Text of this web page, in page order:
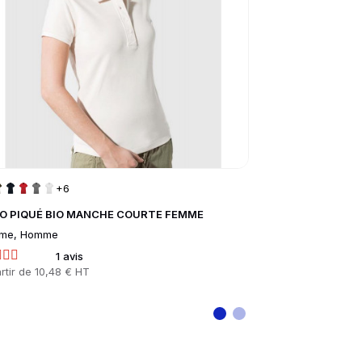
PIQUÉ BIO MANCHE COURTE FEMME
Homme
1 avis
de10,48 € HT
+6